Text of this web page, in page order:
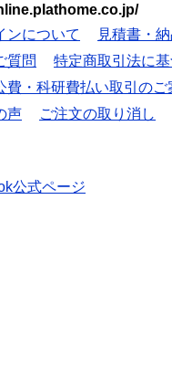
ンについて
見積書・
質問
特定商取引法に
費・科研費払い取引のご
声 ご注文の取り消し
公式ページ